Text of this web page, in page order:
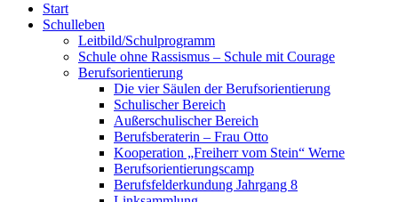
Start
Schulleben
Leitbild/Schulprogramm
Schule ohne Rassismus – Schule mit Courage
Berufsorientierung
Die vier Säulen der Berufsorientierung
Schulischer Bereich
Außerschulischer Bereich
Berufsberaterin – Frau Otto
Kooperation „Freiherr vom Stein“ Werne
Berufsorientierungscamp
Berufsfelderkundung Jahrgang 8